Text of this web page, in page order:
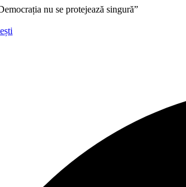
nu se protejează singură”